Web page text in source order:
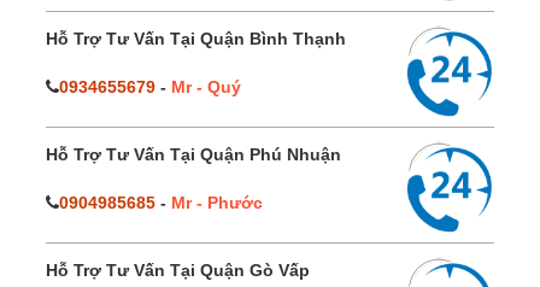
Hỗ Trợ Tư Vấn Tại Quận Bình Thạnh
0934655679 - Mr - Quý
Hỗ Trợ Tư Vấn Tại Quận Phú Nhuận
0904985685 - Mr - Phước
Hỗ Trợ Tư Vấn Tại Quận Gò Vấp